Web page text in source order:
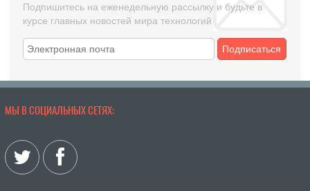
Подпишитесь на еженедельную рассылку и будьте в
курсе главных новостей мира технологий
Подписаться
МЫ В СОЦИАЛЬНЫХ СЕТЯХ: